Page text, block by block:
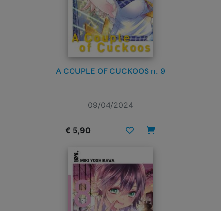
A COUPLE OF CUCKOOS n. 9
09/04/2024
€ 5,90